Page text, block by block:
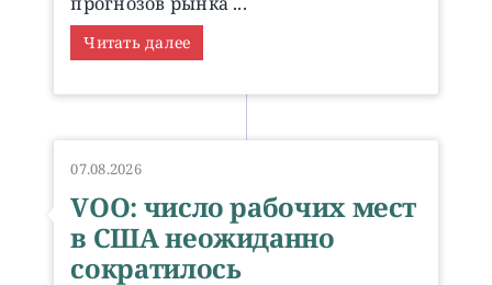
Читать далее
07.08.2026
VOO: число рабочих мест
в США неожиданно
сократилось